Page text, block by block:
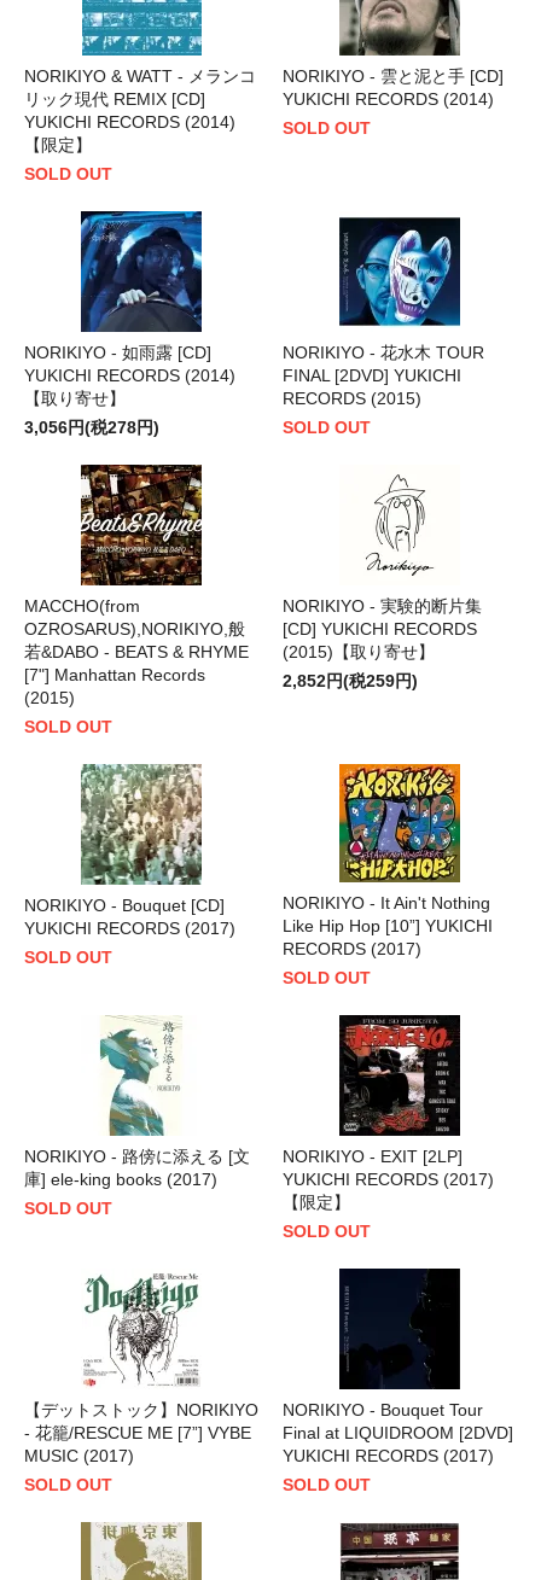
NORIKIYO & WATT - メランコ
リック現代 REMIX [CD]
YUKICHI RECORDS (2014)
【限定】
SOLD OUT
NORIKIYO - 雲と泥と手 [CD]
YUKICHI RECORDS (2014)
SOLD OUT
NORIKIYO - 如雨露 [CD]
YUKICHI RECORDS (2014)
【取り寄せ】
3,056円(税278円)
NORIKIYO - 花水木 TOUR
FINAL [2DVD] YUKICHI
RECORDS (2015)
SOLD OUT
MACCHO(from
OZROSARUS),NORIKIYO,般
若&DABO - BEATS & RHYME
[7"] Manhattan Records
(2015)
SOLD OUT
NORIKIYO - 実験的断片集
[CD] YUKICHI RECORDS
(2015)【取り寄せ】
2,852円(税259円)
NORIKIYO - Bouquet [CD]
YUKICHI RECORDS (2017)
SOLD OUT
NORIKIYO - It Ain't Nothing
Like Hip Hop [10”] YUKICHI
RECORDS (2017)
SOLD OUT
NORIKIYO - 路傍に添える [文
庫] ele-king books (2017)
SOLD OUT
NORIKIYO - EXIT [2LP]
YUKICHI RECORDS (2017)
【限定】
SOLD OUT
【デットストック】NORIKIYO
- 花籠/RESCUE ME [7”] VYBE
MUSIC (2017)
SOLD OUT
NORIKIYO - Bouquet Tour
Final at LIQUIDROOM [2DVD]
YUKICHI RECORDS (2017)
SOLD OUT